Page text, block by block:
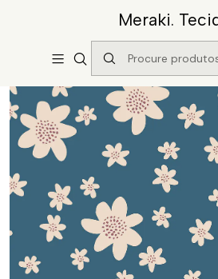
Meraki.
Início Catálogo